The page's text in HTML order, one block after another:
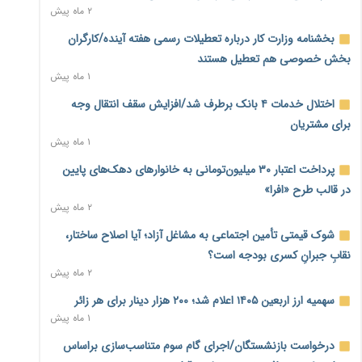
۲۳ ساعت پیش
آغاز اجرای پایلوت «ردا کارت» برای دانشجویان تحصیلات تکمیلی
محدودیت تازه برای شبکه بانکی؛ افزایش سپرده قانونی با هدف
کنترل تورم
ترمز تولید خودرو کشیده شد؛ افت ۲۵ درصدی تیراژ ایران‌خودرو،
سایپا و پارس‌خودرو
۱ روز پیش
بنگاه‌داری بانک‌ها؛ مانع بزرگ خانه‌دار شدن مستأجران
نماینده مجلس: توسعه مرزهای زمینی به راهبرد تأمین کالاهای
اساسی تبدیل شود
۱ روز پیش
خانه کارگر قزوین: شکاف دستمزد و هزینه معیشت هر روز عمیق‌تر
۲ ماه پیش
بخشنامه وزارت کار درباره تعطیلات رسمی هفته آینده/کارگران
بخش خصوصی هم تعطیل هستند
۱ ماه پیش
اختلال خدمات ۴ بانک برطرف شد/افزایش سقف انتقال وجه
برای مشتریان
۱ ماه پیش
پرداخت اعتبار ۳۰ میلیون‌تومانی به خانوارهای دهک‌های پایین
در قالب طرح «افرا»
۲ ماه پیش
شوک قیمتی تأمین اجتماعی به مشاغل آزاد؛ آیا اصلاح ساختار،
نقابِ جبرانِ کسری بودجه است؟
۲ ماه پیش
سهمیه ارز اربعین ۱۴۰۵ اعلام شد؛ ۲۰۰ هزار دینار برای هر زائر
۱ ماه پیش
درخواست بازنشستگان/اجرای گام سوم متناسب‌سازی براساس